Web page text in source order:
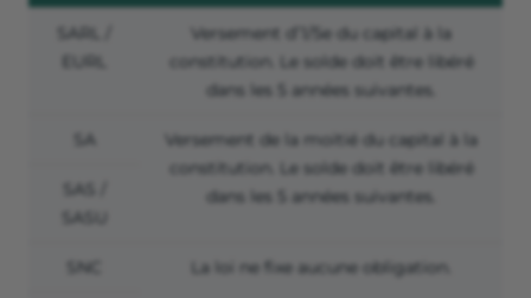
SARL /
Versement d’1/5e du capital à la
constitution. Le solde doit être libéré
dans les 5 années suivantes.
SA
Versement de la moitié du capital à la
constitution. Le solde doit être libéré
dans les 5 années suivantes.
SAS /
SASU
SNC La loi ne fixe aucune obligation.